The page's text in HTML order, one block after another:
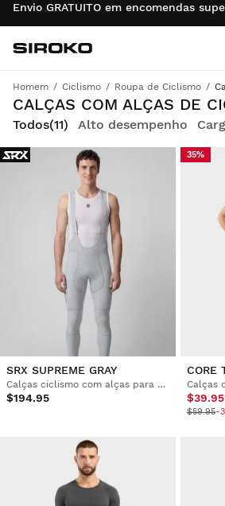
Envio GRATUITO em encomendas
Ir para a
Siroko.com
Homem Ciclismo Roupa de Ciclismo
CALÇAS COM ALÇAS DE
Calças com alças de ciclismo, essenciais para as suas saídas durante todo o ano.
Todos(11) Alto desempenho
SRX SUPREME GRAY
Calças ciclismo com alças para homem
$194.95
35%
CORE
$39.95
$59.95-